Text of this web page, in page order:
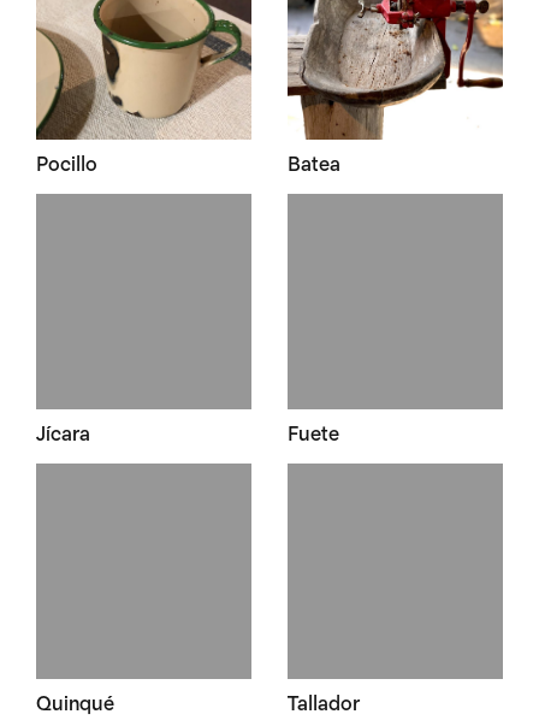
Pocillo Batea
Jícara Fuete
Quinqué Tallador